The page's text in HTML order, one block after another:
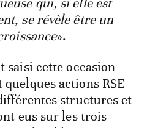
qui, si elle est
se révèle être un
».
saisi cette occasion
actions RSE
structures et
eus sur les trois